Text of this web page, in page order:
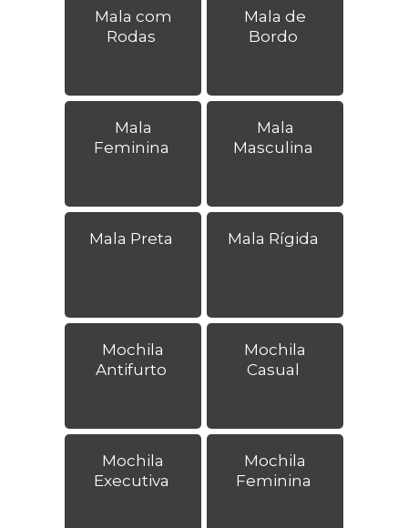
Mala com
Rodas
Mala de
Bordo
Mala
Feminina
Mala
Masculina
Mala Preta Mala Rígida
Mochila
Antifurto
Mochila
Casual
Mochila
Executiva
Mochila
Feminina